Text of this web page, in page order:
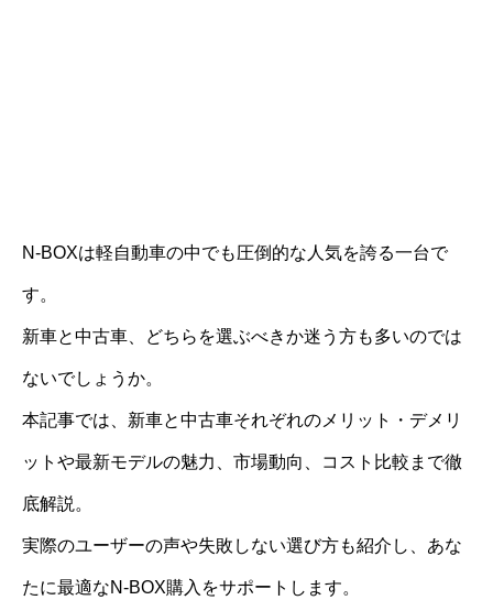
N-BOXは軽自動車の中でも圧倒的な人気を誇る一台で
す。
新車と中古車、どちらを選ぶべきか迷う方も多いのでは
ないでしょうか。
本記事では、新車と中古車それぞれのメリット・デメリ
ットや最新モデルの魅力、市場動向、コスト比較まで徹
底解説。
実際のユーザーの声や失敗しない選び方も紹介し、あな
たに最適なN-BOX購入をサポートします。